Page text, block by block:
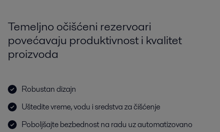
Temeljno očišćeni rezervoari
povećavaju produktivnost i kvalitet
proizvoda
Robustan dizajn
Uštedite vreme, vodu i sredstva za čišćenje
Poboljšajte bezbednost na radu uz automatizovano